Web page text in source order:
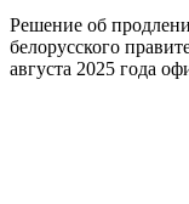
Решение об продлении запрета закреплено постановлением
белорусского
августа 2025 года